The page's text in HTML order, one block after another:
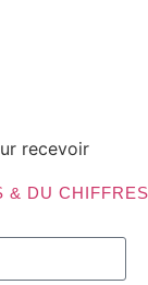
& DU CHIFFRES
recevoir